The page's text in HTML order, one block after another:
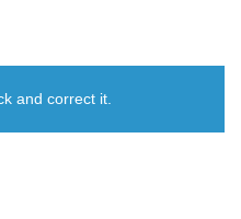
and correct it.